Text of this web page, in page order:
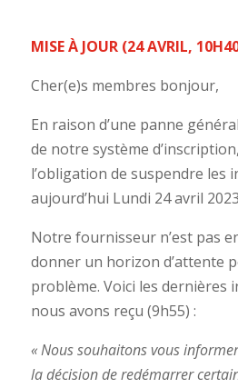
MISE À JOUR (24 AVRIL,
Cher(e)s membres bonjour,
En raison d’une panne
de notre système
l’obligation de suspendre les
aujourd’hui Lundi 24 avril
Notre fournisseur n’est pas
donner un horizon d’attente
problème. Voici les dernières
nous avons reçu (9h55) :
« Nous souhaitons vous
la décision de redémarrer